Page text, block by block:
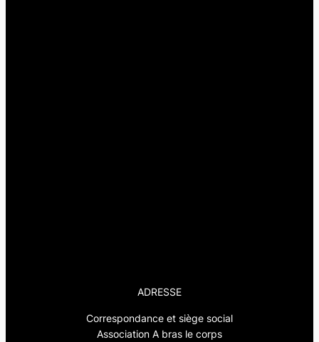
ADRESSE
Correspondance et siège social
Association A bras le corps